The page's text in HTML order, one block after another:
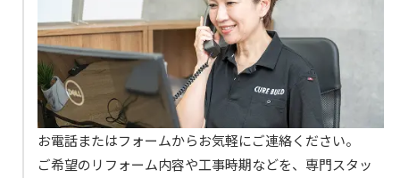
お電話またはフォームからお気軽にご連絡ください。
ご希望のリフォーム内容や工事時期などを、専門スタッ